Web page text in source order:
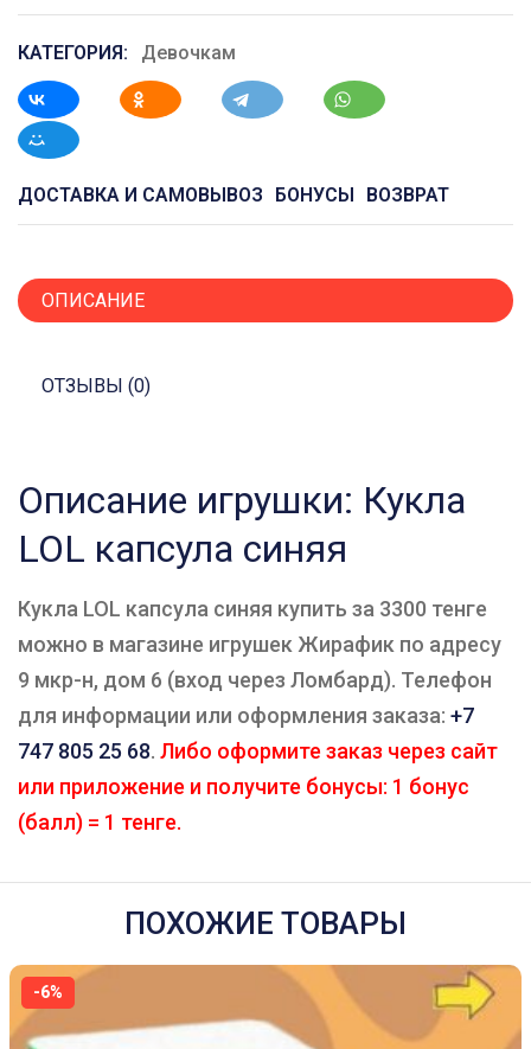
КАТЕГОРИЯ: Девочкам
ДОСТАВКА И САМОВЫВОЗ БОНУСЫ ВОЗВРАТ
ОПИСАНИЕ
ОТЗЫВЫ (0)
Описание игрушки: Кукла
LOL капсула синяя
Кукла LOL капсула синяя купить за 3300 тенге
можно в магазине игрушек Жирафик по адресу
9 мкр-н, дом 6 (вход через Ломбард). Телефон
для информации или оформления заказа: +7
747 805 25 68. Либо оформите заказ через сайт
или приложение и получите бонусы: 1 бонус
(балл) = 1 тенге.
ПОХОЖИЕ ТОВАРЫ
-6%